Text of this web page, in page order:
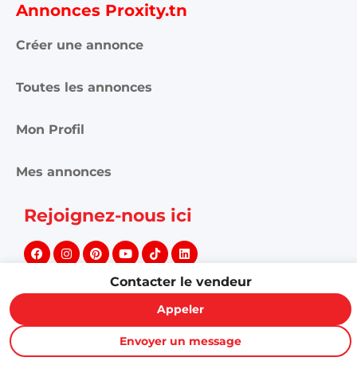
Contacter le vendeur
Appeler
Envoyer un message
Annonces Proxity.tn
Créer une annonce
Toutes les annonces
Mon Profil
Mes annonces
Rejoignez-nous ici
©PROXITY. Tous droits réservés.